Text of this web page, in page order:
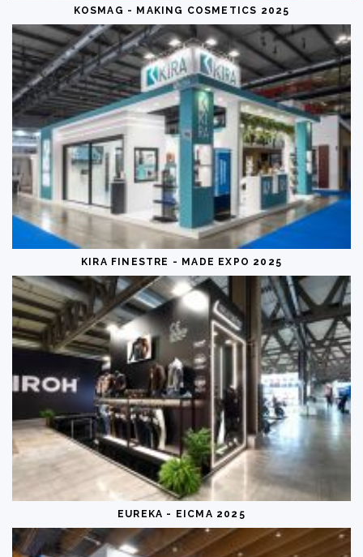
KOSMAG - MAKING COSMETICS 2025
KIRA FINESTRE - MADE EXPO 2025
EUREKA - EICMA 2025